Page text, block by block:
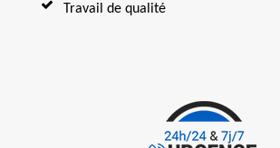
Travail de qualité